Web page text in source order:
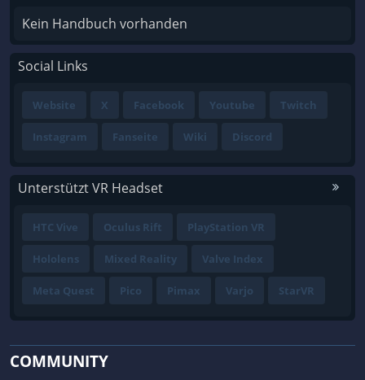
Kein Handbuch vorhanden
Social Links
Website X Facebook Youtube Twitch
Instagram Fanseite Wiki Discord
Unterstützt VR Headset
HTC Vive Oculus Rift PlayStation VR
Hololens Mixed Reality Valve Index
Meta Quest Pico Pimax Varjo StarVR
COMMUNITY